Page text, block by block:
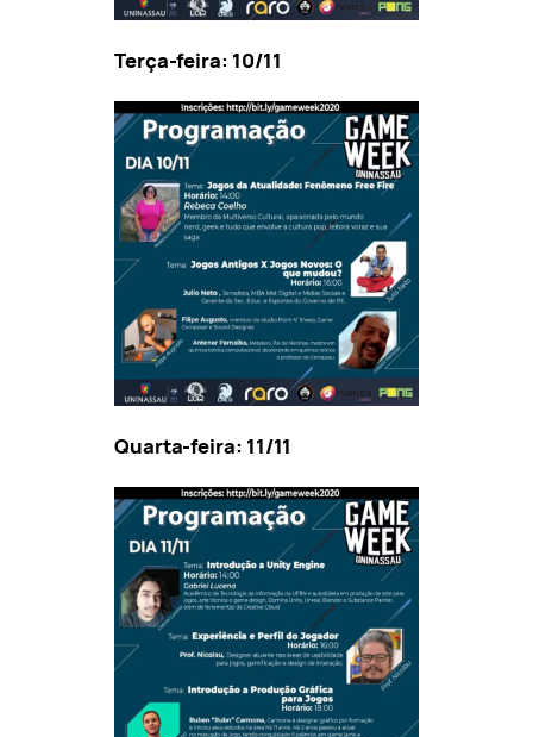
Terça-feira: 10/11
Quarta-feira: 11/11